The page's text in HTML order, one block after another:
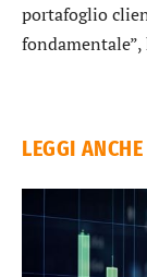
portafoglio
LEGGI ANCHE